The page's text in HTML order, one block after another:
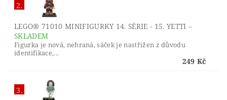
2.
LEGO® 71010 MINIFIGURKY 14. SÉRIE - 15. YETTI –
SKLADEM
Figurka je nová, nehraná, sáček je nastřižen z důvodu
identifikace,...
249 Kč
3.